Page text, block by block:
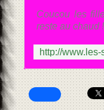
Coucou les
reste au chaud